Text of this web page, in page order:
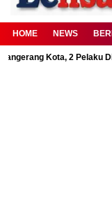
HOME NEWS
Kota, 2 Pelaku Ditangkap